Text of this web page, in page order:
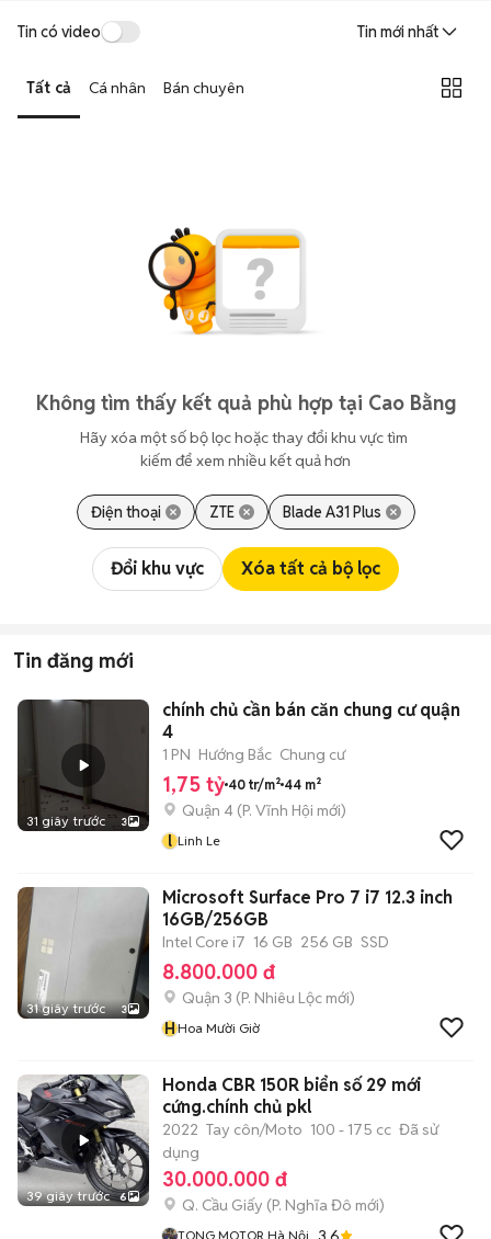
Tin có video Tin mới nhất
Tất cả Cá nhân Bán chuyên
Không tìm thấy kết quả phù hợp tại Cao Bằng
Hãy xóa một số bộ lọc hoặc thay đổi khu vực tìm
kiếm để xem nhiều kết quả hơn
Điện thoại ZTE Blade A31 Plus
Đổi khu vực Xóa tất cả bộ lọc
Tin đăng mới
31 giây trước 3
chính chủ cần bán căn chung cư quận
4
1 PN Hướng Bắc Chung cư
1,75 tỷ 40 tr/m² 44 m²
Quận 4 (P. Vĩnh Hội mới)
l Linh Le
31 giây trước 3
Microsoft Surface Pro 7 i7 12.3 inch
16GB/256GB
Intel Core i7 16 GB 256 GB SSD
8.800.000 đ
Quận 3 (P. Nhiêu Lộc mới)
HHoa Mười Giờ
39 giây trước 6
Honda CBR 150R biển số 29 mới
cứng.chính chủ pkl
2022 Tay côn/Moto 100 - 175 cc Đã sử
dụng
30.000.000 đ
Q. Cầu Giấy (P. Nghĩa Đô mới)
TONG MOTOR Hà Nội